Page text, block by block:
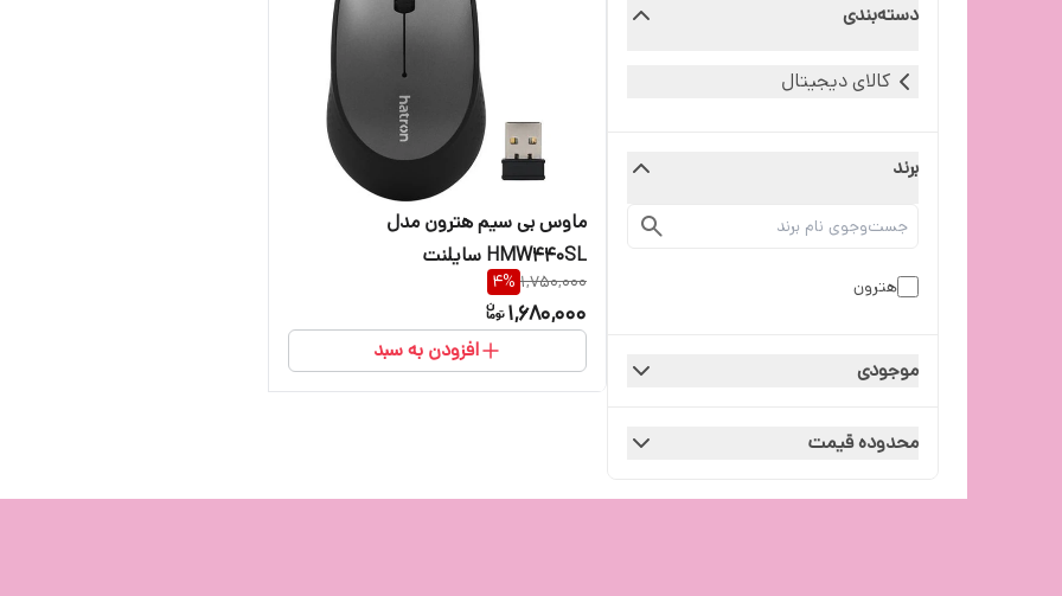
دسته‌بندی
کالای دیجیتال
برند
هترون
موجودی
محدوده قیمت
ماوس بی سیم هترون مدل
HMW440SL سایلنت
1,750,000
4%
1,680,000
افزودن به سبد